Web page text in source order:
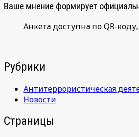
Ваше мнение формирует
Анкета доступна по QR-
Рубрики
Антитеррористическая
Новости
Страницы